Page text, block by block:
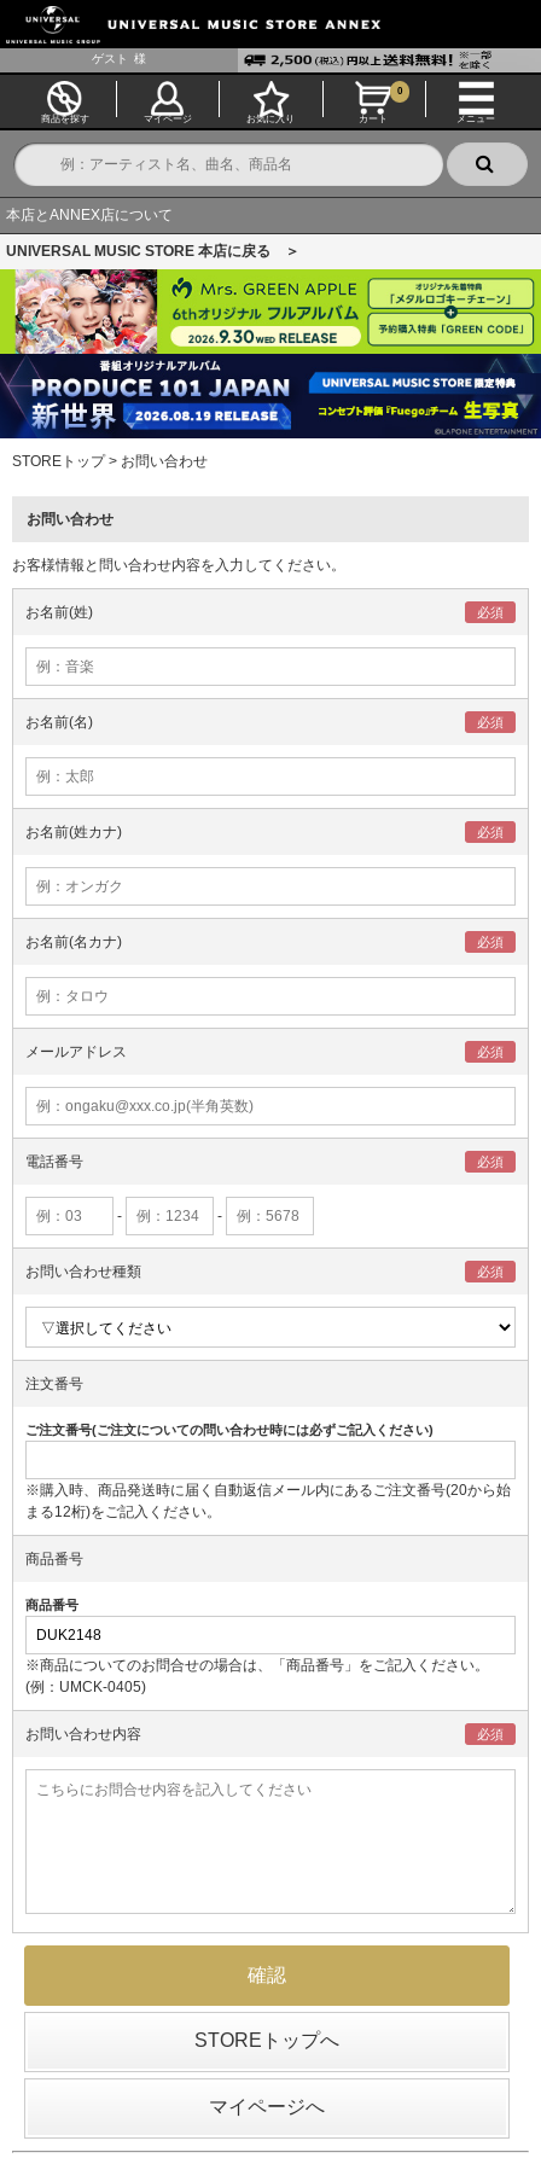
ゲスト 様
商品を探す マイページ お気に入り カート
0
メニュー
本店とANNEX店について
UNIVERSAL MUSIC STORE 本店に戻る ＞
STOREトップ> お問い合わせ
お問い合わせ
お客様情報と問い合わせ内容を入力してください。
お名前(姓)
お名前(名)
お名前(姓カナ)
お名前(名カナ)
メールアドレス
電話番号
- -
お問い合わせ種類
注文番号
ご注文番号(ご注文についての問い合わせ時には必ずご記入ください)
※購入時、商品発送時に届く自動返信メール内にあるご注文番号(20から始
まる12桁)をご記入ください。
商品番号
商品番号
※商品についてのお問合せの場合は、「商品番号」をご記入ください。
(例：UMCK-0405)
お問い合わせ内容
STOREトップへ
マイページへ